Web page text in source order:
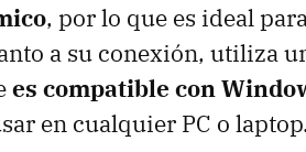
, por lo que es ideal
a su conexión, utiliza
es compatible con
en cualquier PC o laptop.